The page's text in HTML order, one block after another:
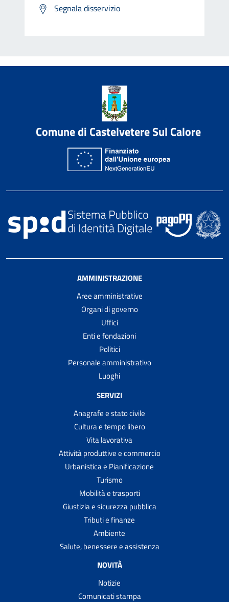
Segnala disservizio
Comune di Castelvetere Sul Calore
AMMINISTRAZIONE
Aree amministrative
Organi di governo
Uffici
Enti e fondazioni
Politici
Personale amministrativo
Luoghi
SERVIZI
Anagrafe e stato civile
Cultura e tempo libero
Vita lavorativa
Attività produttive e commercio
Urbanistica e Pianificazione
Turismo
Mobilità e trasporti
Giustizia e sicurezza pubblica
Tributi e finanze
Ambiente
Salute, benessere e assistenza
NOVITÀ
Notizie
Comunicati stampa